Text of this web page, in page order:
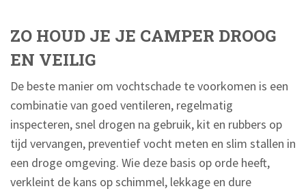
ZO HOUD JE JE CAMPER DROOG
EN VEILIG
De beste manier om vochtschade te voorkomen is een
combinatie van goed ventileren, regelmatig
inspecteren, snel drogen na gebruik, kit en rubbers op
tijd vervangen, preventief vocht meten en slim stallen in
een droge omgeving. Wie deze basis op orde heeft,
verkleint de kans op schimmel, lekkage en dure